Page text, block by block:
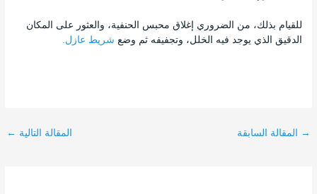
للقيام بذلك، من الضروري إغلاق محبس الحنفية، والعثور على المكان
الدقيق الذي يوجد فيه الخلل، وتجفيفه ثم وضع شريط عازل.
→ المقالة السابقة المقالة التالية ←